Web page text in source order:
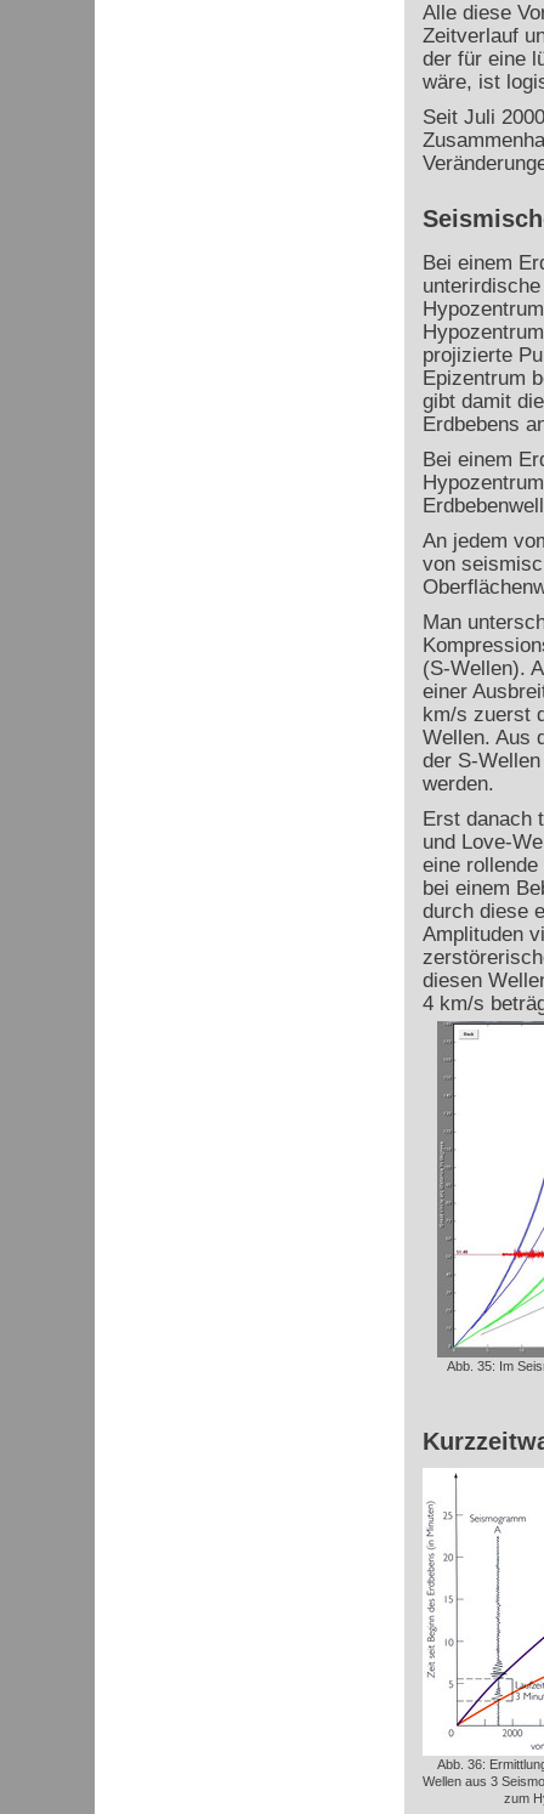
Alle diese
Zeitverlauf
der für eine
wäre, ist
Seit Juli
Bei einem
projizierte
Epizentrum
gibt damit
Erdbebens
Bei einem
An jedem
von
Man
(S-Wellen).
einer
km/s zuerst
Wellen. Aus
der S-
werden.
Erst danach
und Love-
eine
bei einem
durch diese
Amplituden
diesen
4 km/s
Abb. 35: Im
Abb. 36:
Wellen aus 3
zum